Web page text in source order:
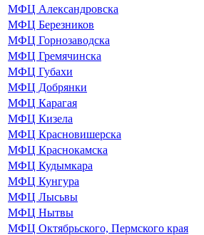
МФЦ Александровска
МФЦ Березников
МФЦ Горнозаводска
МФЦ Гремячинска
МФЦ Губахи
МФЦ Добрянки
МФЦ Карагая
МФЦ Кизела
МФЦ Красновишерска
МФЦ Краснокамска
МФЦ Кудымкара
МФЦ Кунгура
МФЦ Лысьвы
МФЦ Нытвы
МФЦ Октябрьского, Пермского края